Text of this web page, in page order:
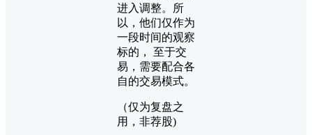
进入调整。所
以，他们仅作为
一段时间的观察
标的， 至于交
易，需要配合各
自的交易模式。
（仅为复盘之
用，非荐股)